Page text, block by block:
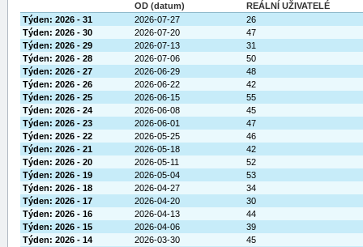
OD (datum)
REÁLNÍ UŽIVATELÉ
Týden: 2026 - 31
2026-07-27
26
Týden: 2026 - 30
2026-07-20
47
Týden: 2026 - 29
2026-07-13
31
Týden: 2026 - 28
2026-07-06
50
Týden: 2026 - 27
2026-06-29
48
Týden: 2026 - 26
2026-06-22
42
Týden: 2026 - 25
2026-06-15
55
Týden: 2026 - 24
2026-06-08
45
Týden: 2026 - 23
2026-06-01
47
Týden: 2026 - 22
2026-05-25
46
Týden: 2026 - 21
2026-05-18
42
Týden: 2026 - 20
2026-05-11
52
Týden: 2026 - 19
2026-05-04
53
Týden: 2026 - 18
2026-04-27
34
Týden: 2026 - 17
2026-04-20
30
Týden: 2026 - 16
2026-04-13
44
Týden: 2026 - 15
2026-04-06
39
Týden: 2026 - 14
2026-03-30
45